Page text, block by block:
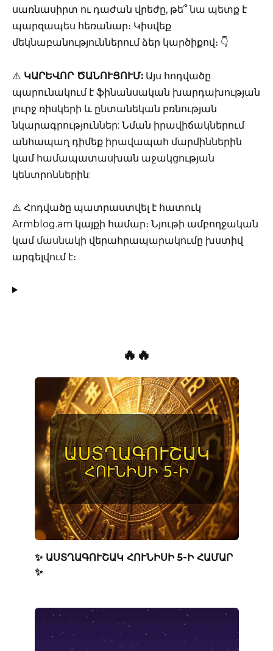
սառնասիրտ ու դաժան վրեժը, թե՞ նա պետք է
պարզապես հեռանար։ Կիսվեք
մեկնաբանություններում ձեր կարծիքով։ 👇
⚠️ ԿԱՐԵՎՈՐ ԾԱՆՈՒՑՈՒՄ: Այս հոդվածը
պարունակում է ֆինանսական խարդախության
լուրջ ռիսկերի և ընտանեկան բռնության
նկարագրություններ: Նման իրավիճակներում
անհապաղ դիմեք իրավապահ մարմիններին
կամ համապատասխան աջակցության
կենտրոններին:
⚠️ Հոդվածը պատրաստվել է հատուկ
Armblog.am կայքի համար։ Նյութի ամբողջական
կամ մասնակի վերահրապարակումը խստիվ
արգելվում է։
🔥🔥
✨ ԱՍՏՂԱԳՈՒՇԱԿ ՀՈՒՆԻՍԻ 5-Ի ՀԱՄԱՐ
✨